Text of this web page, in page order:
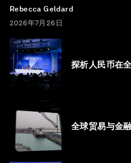
Rebecca Geldard
2026年7月26日
探析人民币在
全球贸易与金